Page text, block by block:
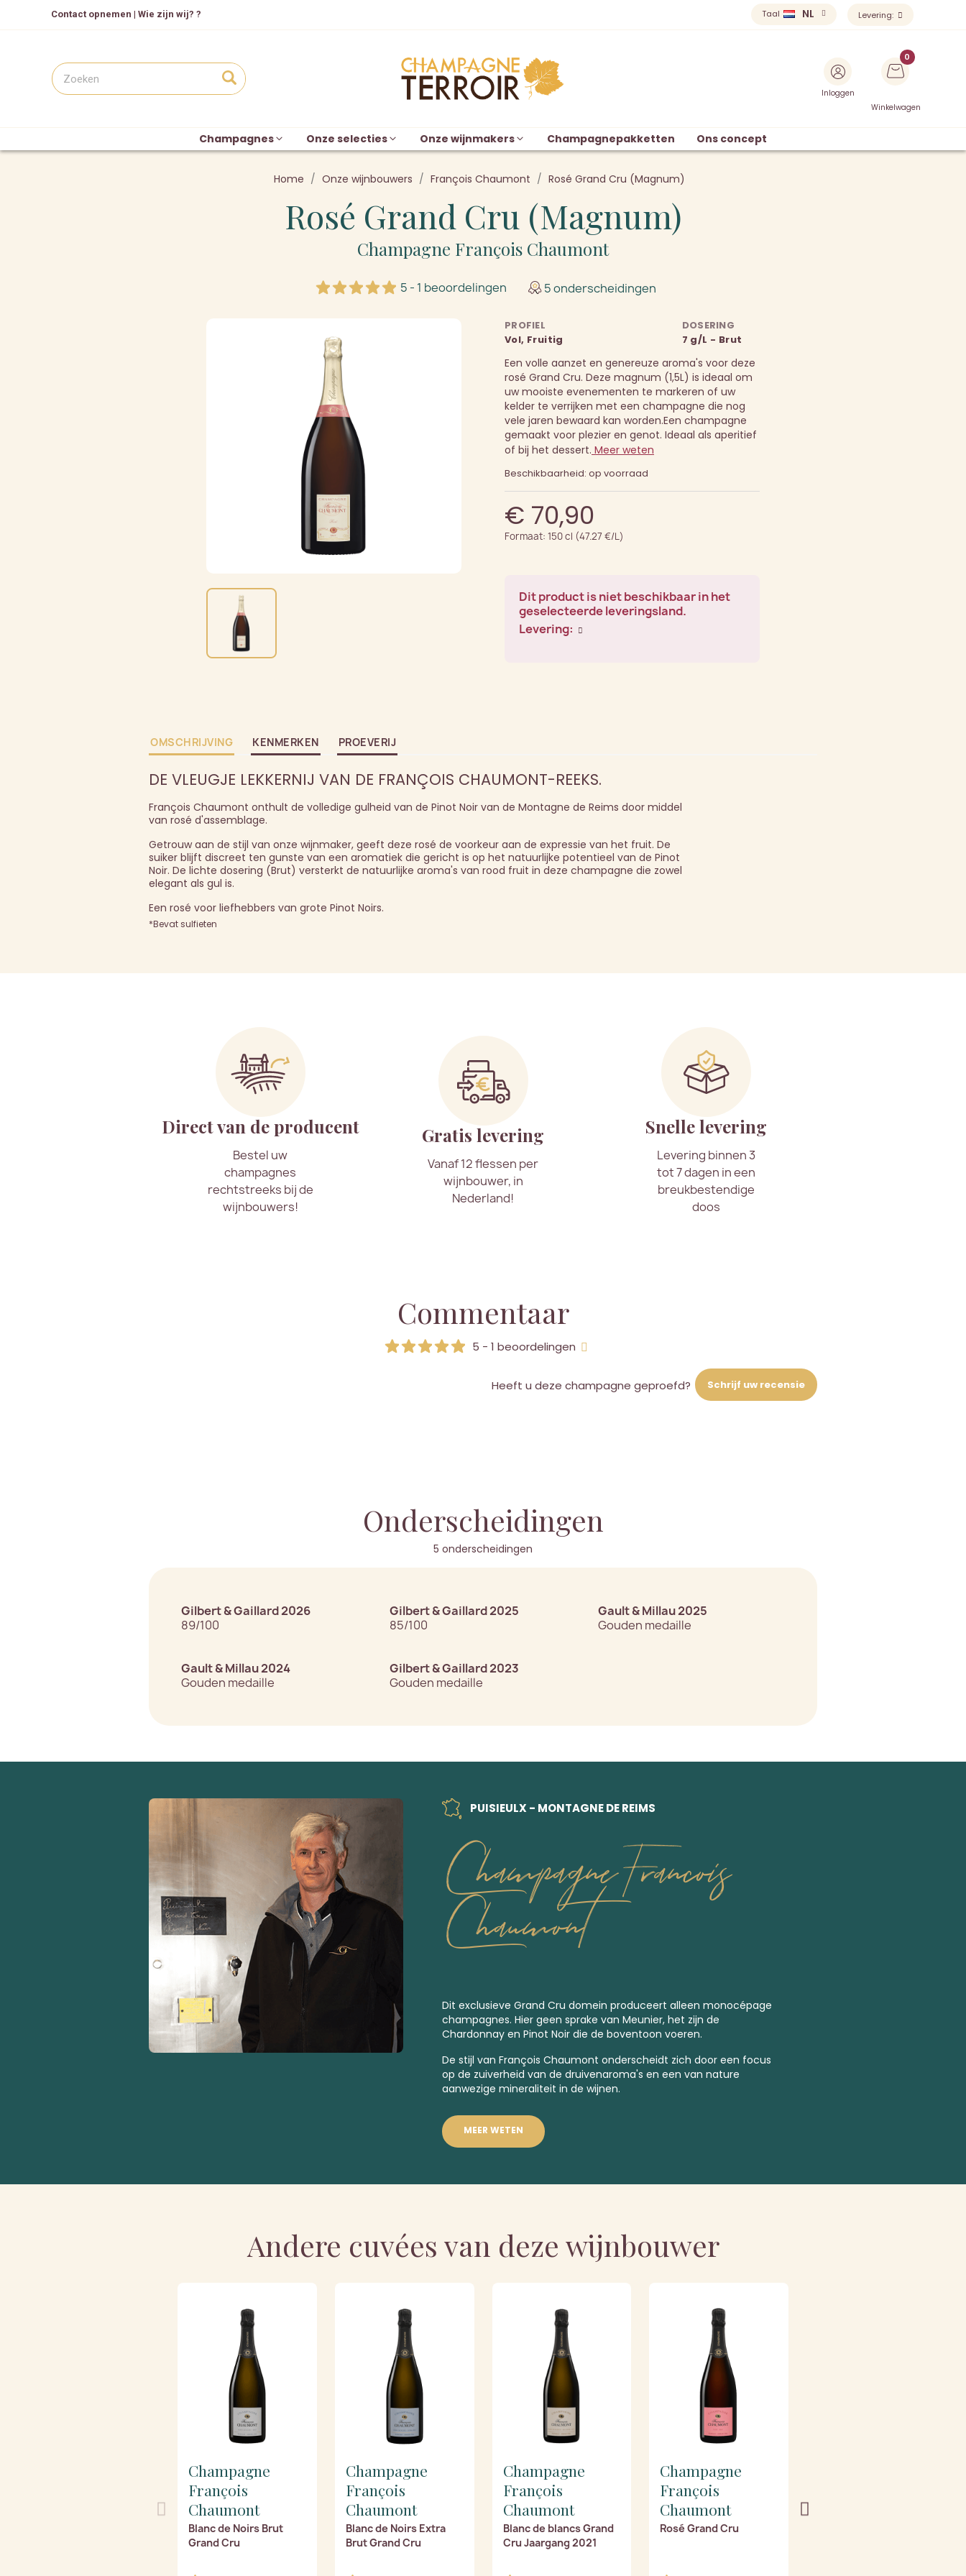
Contact opnemen | Wie zijn wij? ? Taal NL Levering:
Inloggen
Winkelwagen
Champagnes Onze selecties Onze wijnmakers Champagnepakketten Ons concept
Home Onze wijnbouwers François Chaumont Rosé Grand Cru (Magnum)
Rosé Grand Cru (Magnum)
Champagne François Chaumont
5 - 1 beoordelingen 5 onderscheidingen
PROFIEL
Vol, Fruitig
DOSERING
7 g/L - Brut
Een volle aanzet en genereuze aroma's voor deze
rosé Grand Cru. Deze magnum (1,5L) is ideaal om
uw mooiste evenementen te markeren of uw
kelder te verrijken met een champagne die nog
vele jaren bewaard kan worden.Een champagne
gemaakt voor plezier en genot. Ideaal als aperitief
of bij het dessert. Meer weten
Beschikbaarheid: op voorraad
€ 70,90
Formaat: 150 cl (47.27 €/L)
Dit product is niet beschikbaar in het
geselecteerde leveringsland.
Levering:
OMSCHRIJVING KENMERKEN PROEVERIJ
DE VLEUGJE LEKKERNIJ VAN DE FRANÇOIS CHAUMONT-REEKS.
François Chaumont onthult de volledige gulheid van de Pinot Noir van de Montagne de Reims door middel
van rosé d'assemblage.
Getrouw aan de stijl van onze wijnmaker, geeft deze rosé de voorkeur aan de expressie van het fruit. De
suiker blijft discreet ten gunste van een aromatiek die gericht is op het natuurlijke potentieel van de Pinot
Noir. De lichte dosering (Brut) versterkt de natuurlijke aroma's van rood fruit in deze champagne die zowel
elegant als gul is.
Een rosé voor liefhebbers van grote Pinot Noirs.
*Bevat sulfieten
Direct van de producent
Bestel uw
champagnes
rechtstreeks bij de
wijnbouwers!
Gratis levering
Vanaf 12 flessen per
wijnbouwer, in
Nederland!
Snelle levering
Levering binnen 3
tot 7 dagen in een
breukbestendige
doos
Commentaar
5 - 1 beoordelingen
Heeft u deze champagne geproefd? Schrijf uw recensie
Onderscheidingen
5 onderscheidingen
Gilbert & Gaillard 2026
89/100
Gilbert & Gaillard 2025
85/100
Gault & Millau 2025
Gouden medaille
Gault & Millau 2024
Gouden medaille
Gilbert & Gaillard 2023
Gouden medaille
PUISIEULX - MONTAGNE DE REIMS
Champagne Francois
Chaumont
Dit exclusieve Grand Cru domein produceert alleen monocépage
champagnes. Hier geen sprake van Meunier, het zijn de
Chardonnay en Pinot Noir die de boventoon voeren.
De stijl van François Chaumont onderscheidt zich door een focus
op de zuiverheid van de druivenaroma's en een van nature
aanwezige mineraliteit in de wijnen.
MEER WETEN
Andere cuvées van deze wijnbouwer
Champagne
François
Chaumont
Blanc de Noirs Brut
Grand Cru
Champagne
François
Chaumont
Blanc de Noirs Extra
Brut Grand Cru
Champagne
François
Chaumont
Blanc de blancs Grand
Cru Jaargang 2021
Champagne
François
Chaumont
Rosé Grand Cru